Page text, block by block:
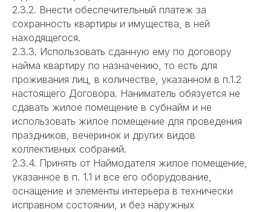
2.3.2. Внести обеспечительный платеж за
сохранность квартиры и имущества, в ней
находящегося.
2.3.3. Использовать сданную ему по договору
найма квартиру по назначению, то есть для
проживания лиц, в количестве, указанном в п.1.2
настоящего Договора. Наниматель обязуется не
сдавать жилое помещение в субнайм и не
использовать жилое помещение для проведения
праздников, вечеринок и других видов
коллективных собраний.
2.3.4. Принять от Наймодателя жилое помещение,
указанное в п. 1.1 и все его оборудование,
оснащение и элементы интерьера в технически
исправном состоянии, и без наружных